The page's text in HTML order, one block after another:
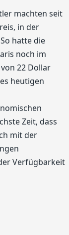
machten seit
in der
hatte die
noch im
22 Dollar
heutigen
Zeit, dass
mit der
Verfügbarkeit